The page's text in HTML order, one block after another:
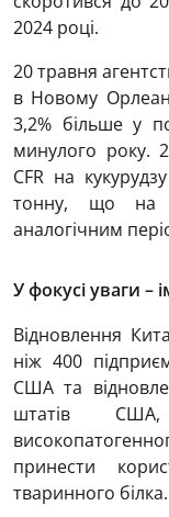
2024 році.
20 травня
в Новому
3,2% більше у
минулого року.
CFR на
тонну, що на
аналогічним
У фокусі уваги –
Відновлення
ніж 400
США та
штатів
принести
тваринного білка.